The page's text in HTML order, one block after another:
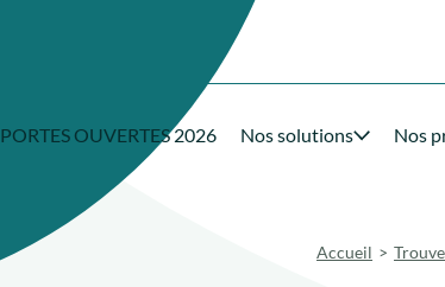
PORTES OUVERTES 2026 Nos solutions Nos
Accueil